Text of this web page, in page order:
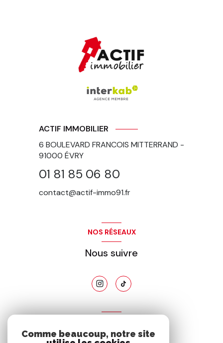
ACTIF IMMOBILIER
6 BOULEVARD FRANCOIS MITTERRAND -
91000 ÉVRY
01 81 85 06 80
contact@actif-immo91.fr
NOS RÉSEAUX
Nous suivre
Comme beaucoup, notre site